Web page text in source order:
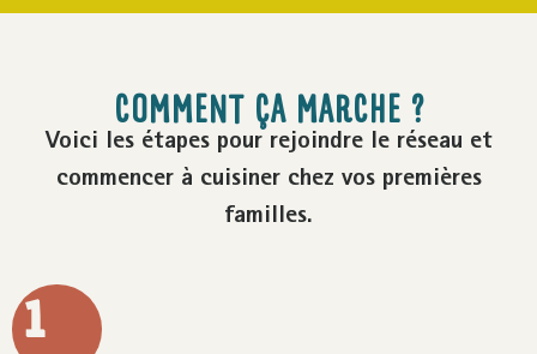
COMMENT ÇA MARCHE ?
Voici les étapes pour rejoindre le réseau et
commencer à cuisiner chez vos premières
familles.
1